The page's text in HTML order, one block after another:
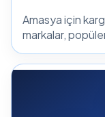
Amasya için
markalar,